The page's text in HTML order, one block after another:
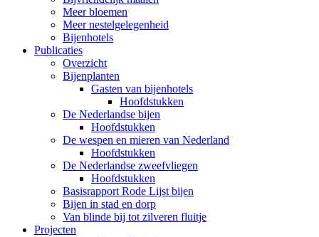
Meer bloemen
Meer nestelgelegenheid
Bijenhotels
Publicaties
Overzicht
Bijenplanten
Gasten van bijenhotels
Hoofdstukken
De Nederlandse bijen
Hoofdstukken
De wespen en mieren van Nederland
Hoofdstukken
De Nederlandse zweefvliegen
Hoofdstukken
Basisrapport Rode Lijst bijen
Bijen in stad en dorp
Van blinde bij tot zilveren fluitje
Projecten